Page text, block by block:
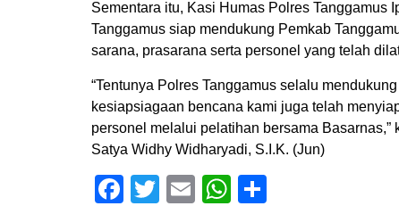
Sementara itu, Kasi Humas Polres Tanggamus
Tanggamus siap mendukung Pemkab
sarana, prasarana serta personel yang telah
“Tentunya Polres Tanggamus selalu
kesiapsiagaan bencana kami juga telah
personel melalui pelatihan bersama
Satya Widhy Widharyadi, S.I.K. (Jun)
Facebook
TwitterEmailWhatsApp